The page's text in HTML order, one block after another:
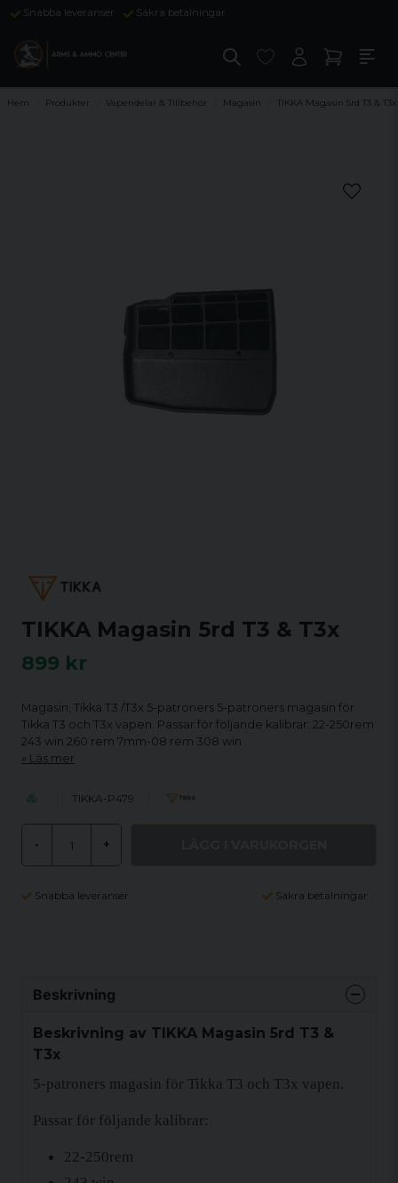
Snabba leveranser Säkra betalningar
Hem Produkter Vapendelar & Tillbehör Magasin TIKKA Magasin 5rd T3 & T3x
TIKKA Magasin 5rd T3 & T3x
899 kr
Magasin, Tikka T3 /T3x 5-patroners 5-patroners magasin för
Tikka T3 och T3x vapen. Passar för följande kalibrar: 22-250rem
243 win 260 rem 7mm-08 rem 308 win
Läs mer
TIKKA-P479
- +
Snabba leveranser Säkra betalningar
Beskrivning
Beskrivning av TIKKA Magasin 5rd T3 &
T3x
5-patroners magasin för Tikka T3 och T3x vapen.
Passar för följande kalibrar:
22-250rem